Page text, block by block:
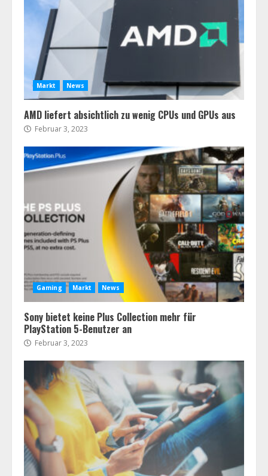
Markt News
AMD liefert absichtlich zu wenig CPUs und GPUs aus
Februar 3, 2023
Gaming Markt News
Sony bietet keine Plus Collection mehr für
PlayStation 5-Benutzer an
Februar 3, 2023